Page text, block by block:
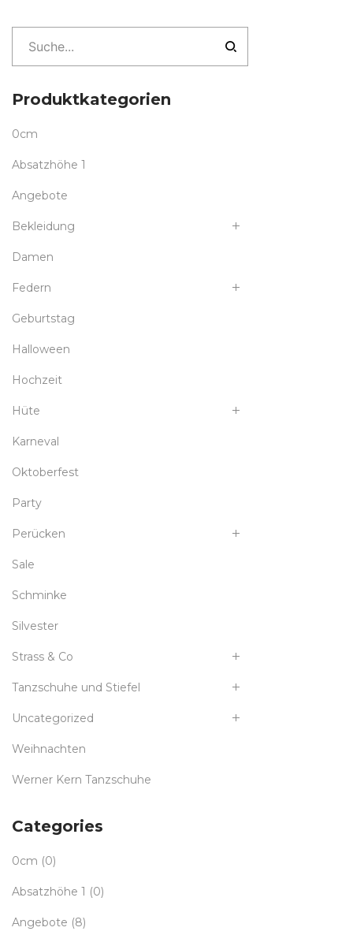
Produktkategorien
0cm
Absatzhöhe 1
Angebote
Bekleidung
Damen
Federn
Geburtstag
Halloween
Hochzeit
Hüte
Karneval
Oktoberfest
Party
Perücken
Sale
Schminke
Silvester
Strass & Co
Tanzschuhe und Stiefel
Uncategorized
Weihnachten
Werner Kern Tanzschuhe
Categories
0cm (0)
Absatzhöhe 1 (0)
Angebote (8)